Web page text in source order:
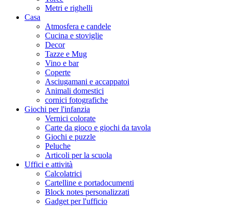
Metri e righelli
Casa
Atmosfera e candele
Cucina e stoviglie
Decor
Tazze e Mug
Vino e bar
Coperte
Asciugamani e accappatoi
Animali domestici
cornici fotografiche
Giochi per l'infanzia
Vernici colorate
Carte da gioco e giochi da tavola
Giochi e puzzle
Peluche
Articoli per la scuola
Uffici e attività
Calcolatrici
Cartelline e portadocumenti
Block notes personalizzati
Gadget per l'ufficio